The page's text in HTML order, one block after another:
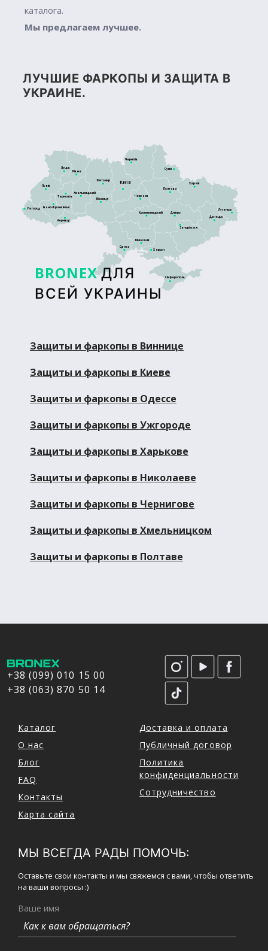
каталога.
Мы предлагаем лучшее.
ЛУЧШИЕ ФАРКОПЫ И ЗАЩИТА В
УКРАИНЕ.
BRONEX ДЛЯ
ВСЕЙ УКРАИНЫ
Сімферополь
Луцьк
Київ
Житомир
Тернопіль
Рівне
Львів
Дніпро
Кропивницький
Харків
Полтава
Черкаси
Суми
Чернігів
Запоріжжя
Херсон
Донецьк
Луганськ
Ужгород
Чернівці
Вінниця
Хмельницький
Івано-Франківськ
Миколаїв
Одеса
Защиты и фаркопы в Виннице
Защиты и фаркопы в Киеве
Защиты и фаркопы в Одессе
Защиты и фаркопы в Ужгороде
Защиты и фаркопы в Харькове
Защиты и фаркопы в Николаеве
Защиты и фаркопы в Чернигове
Защиты и фаркопы в Хмельницком
Защиты и фаркопы в Полтаве
+38 (099) 010 15 00
+38 (063) 870 50 14
Каталог
О нас
Блог
FAQ
Контакты
Карта сайта
Доставка и оплата
Публичный договор
Политика
конфиденциальности
Сотрудничество
МЫ ВСЕГДА РАДЫ ПОМОЧЬ:
Оставьте свои контакты и мы свяжемся с вами, чтобы ответить
на ваши вопросы :)
Ваше имя